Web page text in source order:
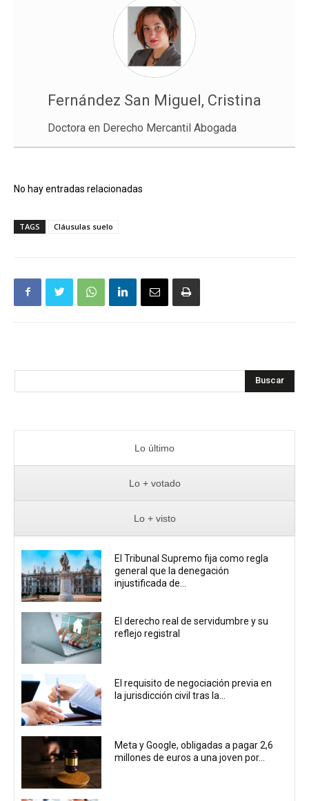
Fernández San Miguel, Cristina
Doctora en Derecho Mercantil Abogada
No hay entradas relacionadas
TAGS Cláusulas suelo
Buscar
Lo último
Lo + votado
Lo + visto
El Tribunal Supremo fija como regla
general que la denegación
injustificada de...
El derecho real de servidumbre y su
reflejo registral
El requisito de negociación previa en
la jurisdicción civil tras la...
Meta y Google, obligadas a pagar 2,6
millones de euros a una joven por...